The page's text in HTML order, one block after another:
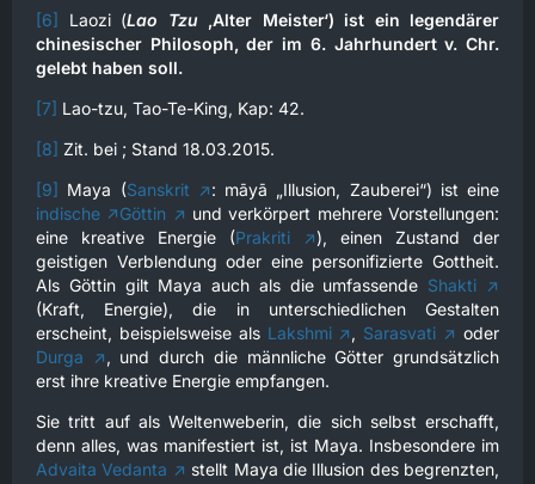
[6]
Laozi (Lao Tzu‚Alter Meister‘) ist ein legendärer
chinesischer Philosoph, der im 6. Jahrhundert v. Chr.
gelebt haben soll.
[7] Lao-tzu, Tao-Te-King, Kap: 42.
[8] Zit. bei ; Stand 18.03.2015.
[9]
Maya (Sanskrit
: māyā „Illusion, Zauberei“) ist eine
indische
Göttin
und verkörpert mehrere Vorstellungen:
eine kreative Energie (Prakriti
), einen Zustand der
geistigen Verblendung oder eine personifizierte Gottheit.
Als Göttin gilt Maya auch als die umfassende Shakti
(Kraft, Energie), die in unterschiedlichen Gestalten
erscheint, beispielsweise als Lakshmi , Sarasvati
oder
Durga
, und durch die männliche Götter grundsätzlich
erst ihre kreative Energie empfangen.
Sie tritt auf als Weltenweberin, die sich selbst erschafft,
denn alles, was manifestiert ist, ist Maya. Insbesondere im
Advaita Vedanta
stellt Maya die Illusion des begrenzten,